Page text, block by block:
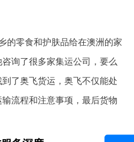
的零食和护肤品给在澳洲的家
询了很多家集运公司，要么
了奥飞货运，奥飞不仅能处
流程和注意事项，最后货物